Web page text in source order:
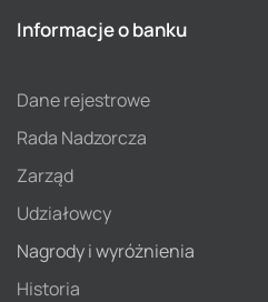
Informacje o banku
Dane rejestrowe
Rada Nadzorcza
Zarząd
Udziałowcy
Nagrody i wyróżnienia
Historia